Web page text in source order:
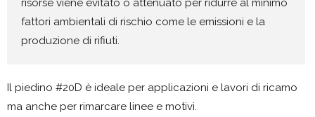
risorse viene evitato o attenuato per ridurre al minimo
fattori ambientali di rischio come le emissioni e la
produzione di rifiuti.
Il piedino #20D è ideale per applicazioni e lavori di ricamo
ma anche per rimarcare linee e motivi.